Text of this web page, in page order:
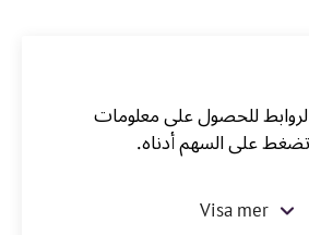
للحصول على معلومات
على السهم أدناه.
Visa mer